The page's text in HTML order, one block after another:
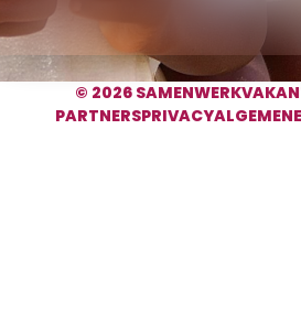
© 2026
PARTNERSPRIVACY